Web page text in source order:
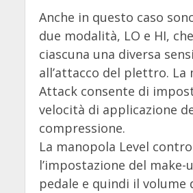
Anche in questo caso
due modalità, LO e HI,
ciascuna una diversa
all’attacco del plettro. La
Attack consente di
velocità di applicazione
compressione.
La manopola Level
l’impostazione del make-
pedale e quindi il volume